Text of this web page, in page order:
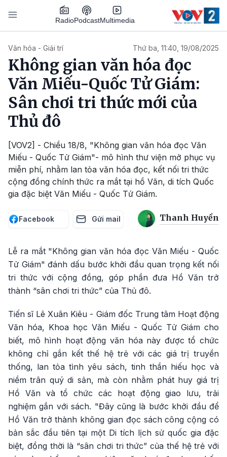
Nhảy đến nội dung
RadioPodcastMultimedia
Văn hóa - Giải trí Thứ ba, 11:40, 19/08/2025
Không gian văn hóa đọc
Văn Miếu-Quốc Tử Giám:
Sân chơi tri thức mới của
Thủ đô
[VOV2] - Chiều 18/8, "Không gian văn hóa đọc Văn
Miếu - Quốc Tử Giám"- mô hình thư viện mở phục vụ
miễn phí, nhằm lan tỏa văn hóa đọc, kết nối tri thức
cộng đồng chính thức ra mắt tại hồ Văn, di tích Quốc
gia đặc biệt Văn Miếu - Quốc Tử Giám.
Facebook Gửi mail Thanh Huyền
Lễ ra mắt "Không gian văn hóa đọc Văn Miếu - Quốc
Tử Giám" đánh dấu bước khởi đầu quan trọng kết nối
tri thức với cộng đồng, góp phần đưa Hồ Văn trở
thành “sân chơi tri thức” của Thủ đô.
Tiến sĩ Lê Xuân Kiêu - Giám đốc Trung tâm Hoạt động
Văn hóa, Khoa học Văn Miếu - Quốc Tử Giám cho
biết, mô hình hoạt động văn hóa này được tổ chức
không chỉ gắn kết thế hệ trẻ với các giá trị truyền
thống, lan tỏa tình yêu sách, tinh thần hiếu học và
niềm trân quý di sản, mà còn nhằm phát huy giá trị
Hồ Văn và tổ chức các hoạt động giao lưu, trải
nghiệm gắn với sách. "Đây cũng là bước khởi đầu để
Hồ Văn trở thành không gian đọc sách công cộng có
bản sắc đầu tiên tại một Di tích lịch sử quốc gia đặc
biệt, đồng thời là “sân chơi tri thức” của thế hệ trẻ với